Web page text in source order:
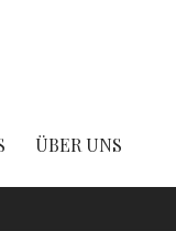
ÜBER UNS